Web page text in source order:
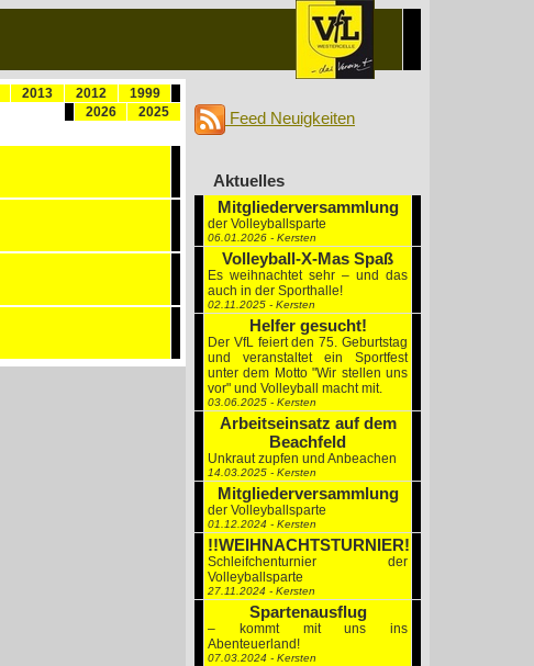
1999
2012
2013
2025
2026
Feed Neuigkeiten
Aktuelles
Mitgliederversammlung
der Volleyballsparte
06.01.2026 - Kersten
Volleyball-X-Mas Spaß
Es weihnachtet sehr – und das
auch in der Sporthalle!
02.11.2025 - Kersten
Helfer gesucht!
Der VfL feiert den 75. Geburtstag
und veranstaltet ein Sportfest
unter dem Motto "Wir stellen uns
vor" und Volleyball macht mit.
03.06.2025 - Kersten
Arbeitseinsatz auf dem
Beachfeld
Unkraut zupfen und Anbeachen
14.03.2025 - Kersten
Mitgliederversammlung
der Volleyballsparte
01.12.2024 - Kersten
!!WEIHNACHTSTURNIER!!
Schleifchenturnier der
Volleyballsparte
27.11.2024 - Kersten
Spartenausflug
– kommt mit uns ins
Abenteuerland!
07.03.2024 - Kersten